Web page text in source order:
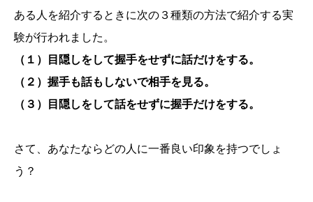
ある人を紹介するときに次の３種類の方法で紹介する実
験が行われました。
（１）目隠しをして握手をせずに話だけをする。
（２）握手も話もしないで相手を見る。
（３）目隠しをして話をせずに握手だけをする。
さて、あなたならどの人に一番良い印象を持つでしょ
う？